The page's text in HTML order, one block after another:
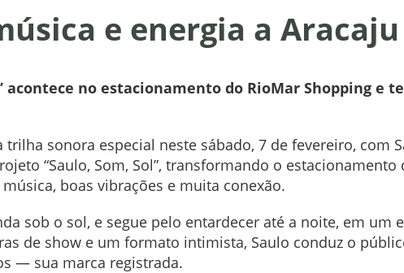
e energia a
acontece no estacionamento do RioMar Shopping e
trilha sonora especial neste sábado, 7 de fevereiro, com
“Saulo, Som, Sol”, transformando o
boas vibrações e muita conexão.
sob o sol, e segue pelo entardecer até a noite, em
de show e um formato intimista, Saulo conduz o
— sua marca registrada.